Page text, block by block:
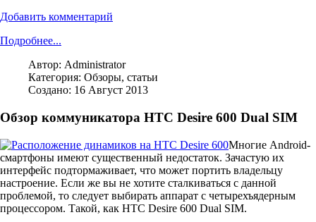
Добавить комментарий
Подробнее...
Автор: Administrator
Категория: Обзоры, статьи
Создано: 16 Август 2013
Обзор коммуникатора HTC Desire 600 Dual SIM
Многие Android-
смартфоны имеют существенный недостаток. Зачастую их
интерфейс подтормаживает, что может портить владельцу
настроение. Если же вы не хотите сталкиваться с данной
проблемой, то следует выбирать аппарат с четырехъядерным
процессором. Такой, как HTC Desire 600 Dual SIM.